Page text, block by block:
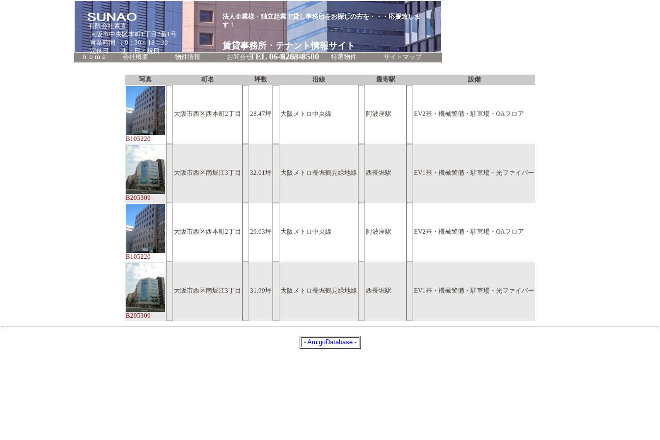
ｈｏｍｅ 会社概要 物件情報 お問合せ 個人情報 特選物件 サイトマップ
写真 町名 坪数 沿線 最寄駅 設備
B105220
大阪市西区西本町2丁目 28.47坪 大阪メトロ中央線 阿波座駅 EV2基・機械警備・駐車場・OAフロア
B205309
大阪市西区南堀江3丁目 32.01坪 大阪メトロ長堀鶴見緑地線 西長堀駅 EV1基・機械警備・駐車場・光ファイバー
B105220
大阪市西区西本町2丁目 29.03坪 大阪メトロ中央線 阿波座駅 EV2基・機械警備・駐車場・OAフロア
B205309
大阪市西区南堀江3丁目 31.99坪 大阪メトロ長堀鶴見緑地線 西長堀駅 EV1基・機械警備・駐車場・光ファイバー
法人企業様・独立起業で貸し事務所をお探しの方を・・・応援致しま
す！
賃貸事務所・テナント情報サイト
TEL 06-6263-8500
有限会社素直
大阪市中央区本町1丁目7番1号
営業時間 ：9：30～18：30
定休日 ：土・日・祝日
- AmigoDatabase-